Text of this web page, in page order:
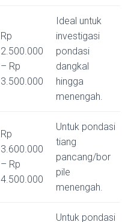
Rp
2.500.000
– Rp
3.500.000
Ideal untuk
investigasi
pondasi
dangkal
hingga
menengah.
Rp
3.600.000
– Rp
4.500.000
Untuk pondasi
tiang
pancang/bor
pile
menengah.
Untuk pondasi